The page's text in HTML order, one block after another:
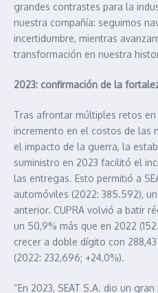
grandes contrastes para la
nuestra compañía: seguimos
incertidumbre, mientras
transformación en nuestra
2023: confirmación de la
Tras afrontar múltiples retos
incremento en el costos de las
el impacto de la guerra, la
suministro en 2023 facilitó el
las entregas. Esto permitió a
automóviles (2022: 385.592),
anterior. CUPRA volvió a batir
un 50,9% más que en 2022
crecer a doble dígito con
(2022: 232,696; +24,0%).
“En 2023, SEAT S.A. dio un